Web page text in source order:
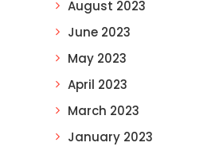
August 2023
June 2023
May 2023
April 2023
March 2023
January 2023